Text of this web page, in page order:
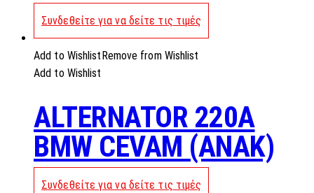
Συνδεθείτε για να δείτε τις τιμές
Add to Wishlist Remove from Wishlist
Add to Wishlist
ALTERNATOR 220A
BMW CEVAM (ANAK)
Συνδεθείτε για να δείτε τις τιμές